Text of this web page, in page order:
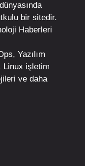
bir sitedir.
Haberleri
, Yazılım
Linux işletim
ve daha